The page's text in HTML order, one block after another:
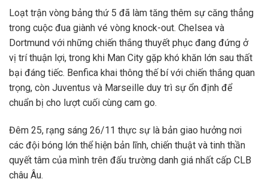
Loạt trận vòng bảng thứ 5 đã làm tăng thêm sự căng thẳng
trong cuộc đua giành vé vòng knock-out. Chelsea và
Dortmund với những chiến thắng thuyết phục đang đứng ở
vị trí thuận lợi, trong khi Man City gặp khó khăn lớn sau thất
bại đáng tiếc. Benfica khai thông thế bí với chiến thắng quan
trọng, còn Juventus và Marseille duy trì sự ổn định để
chuẩn bị cho lượt cuối cùng cam go.
Đêm 25, rạng sáng 26/11 thực sự là bản giao hưởng nơi
các đội bóng lớn thể hiện bản lĩnh, chiến thuật và tinh thần
quyết tâm của mình trên đấu trường danh giá nhất cấp CLB
châu Âu.